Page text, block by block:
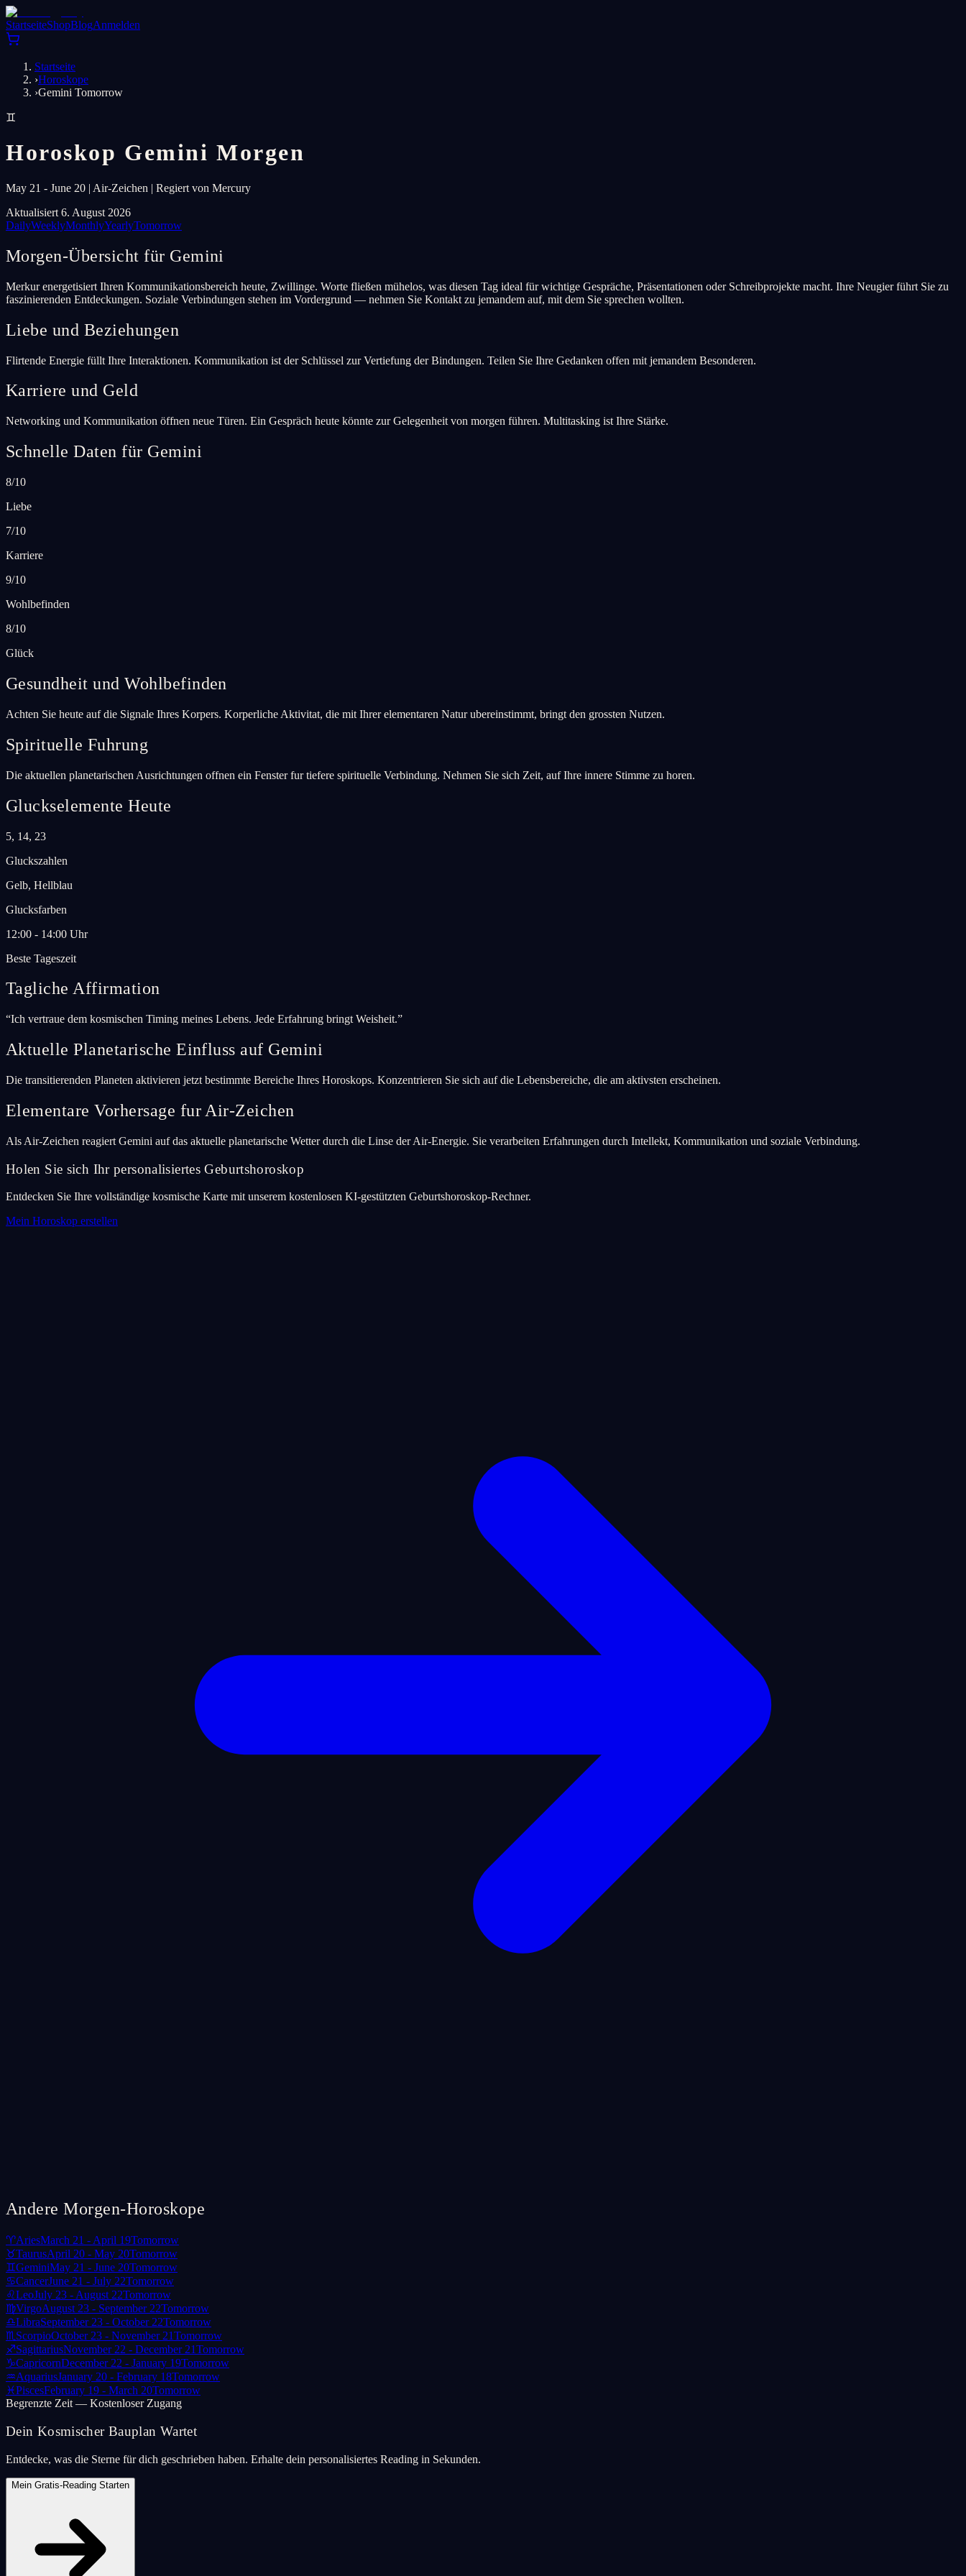
StartseiteShopBlogAnmelden
Startseite
›Horoskope
›Gemini Tomorrow
♊
Horoskop Gemini Morgen
May 21 - June 20 | Air-Zeichen | Regiert von Mercury
Aktualisiert 6. August 2026
DailyWeeklyMonthlyYearlyTomorrow
Morgen-Übersicht für Gemini
Merkur energetisiert Ihren Kommunikationsbereich heute, Zwillinge. Worte fließen mühelos, was diesen Tag ideal für wichtige Gespräche, Präsentationen oder Schreibprojekte macht. Ihre Neugier führt Sie zu
faszinierenden Entdeckungen. Soziale Verbindungen stehen im Vordergrund — nehmen Sie Kontakt zu jemandem auf, mit dem Sie sprechen wollten.
Liebe und Beziehungen
Flirtende Energie füllt Ihre Interaktionen. Kommunikation ist der Schlüssel zur Vertiefung der Bindungen. Teilen Sie Ihre Gedanken offen mit jemandem Besonderen.
Karriere und Geld
Networking und Kommunikation öffnen neue Türen. Ein Gespräch heute könnte zur Gelegenheit von morgen führen. Multitasking ist Ihre Stärke.
Schnelle Daten für Gemini
8/10
Liebe
7/10
Karriere
9/10
Wohlbefinden
8/10
Glück
Gesundheit und Wohlbefinden
Achten Sie heute auf die Signale Ihres Korpers. Korperliche Aktivitat, die mit Ihrer elementaren Natur ubereinstimmt, bringt den grossten Nutzen.
Spirituelle Fuhrung
Die aktuellen planetarischen Ausrichtungen offnen ein Fenster fur tiefere spirituelle Verbindung. Nehmen Sie sich Zeit, auf Ihre innere Stimme zu horen.
Gluckselemente Heute
5, 14, 23
Gluckszahlen
Gelb, Hellblau
Glucksfarben
12:00 - 14:00 Uhr
Beste Tageszeit
Tagliche Affirmation
“Ich vertraue dem kosmischen Timing meines Lebens. Jede Erfahrung bringt Weisheit.”
Aktuelle Planetarische Einfluss auf Gemini
Die transitierenden Planeten aktivieren jetzt bestimmte Bereiche Ihres Horoskops. Konzentrieren Sie sich auf die Lebensbereiche, die am aktivsten erscheinen.
Elementare Vorhersage fur Air-Zeichen
Als Air-Zeichen reagiert Gemini auf das aktuelle planetarische Wetter durch die Linse der Air-Energie. Sie verarbeiten Erfahrungen durch Intellekt, Kommunikation und soziale Verbindung.
Holen Sie sich Ihr personalisiertes Geburtshoroskop
Entdecken Sie Ihre vollständige kosmische Karte mit unserem kostenlosen KI-gestützten Geburtshoroskop-Rechner.
Mein Horoskop erstellen
Andere Morgen-Horoskope
♈AriesMarch 21 - April 19Tomorrow
♉TaurusApril 20 - May 20Tomorrow
♊GeminiMay 21 - June 20Tomorrow
♋CancerJune 21 - July 22Tomorrow
♌LeoJuly 23 - August 22Tomorrow
♍VirgoAugust 23 - September 22Tomorrow
♎LibraSeptember 23 - October 22Tomorrow
♏ ScorpioOctober 23 - November 21Tomorrow
♐SagittariusNovember 22 - December 21Tomorrow
♑CapricornDecember 22 - January 19Tomorrow
♒AquariusJanuary 20 - February 18Tomorrow
♓PiscesFebruary 19 - March 20Tomorrow
Begrenzte Zeit — Kostenloser Zugang
Dein Kosmischer Bauplan Wartet
Entdecke, was die Sterne für dich geschrieben haben. Erhalte dein personalisiertes Reading in Sekunden.
Mein Gratis-Reading Starten